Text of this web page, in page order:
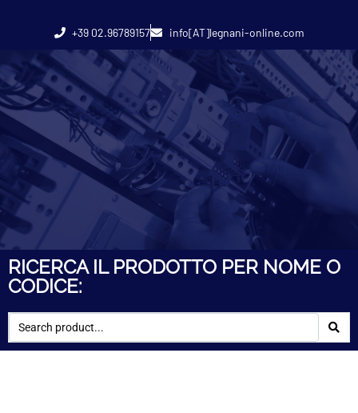
+39 02.96789157 info[AT]legnani-online.com
RICERCA IL PRODOTTO PER NOME O
CODICE: